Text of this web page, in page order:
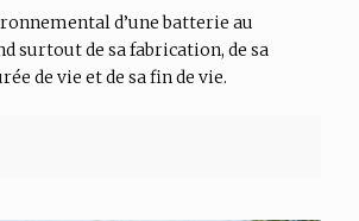
d’une batterie au
surtout de sa fabrication, de sa
de vie et de sa fin de vie.